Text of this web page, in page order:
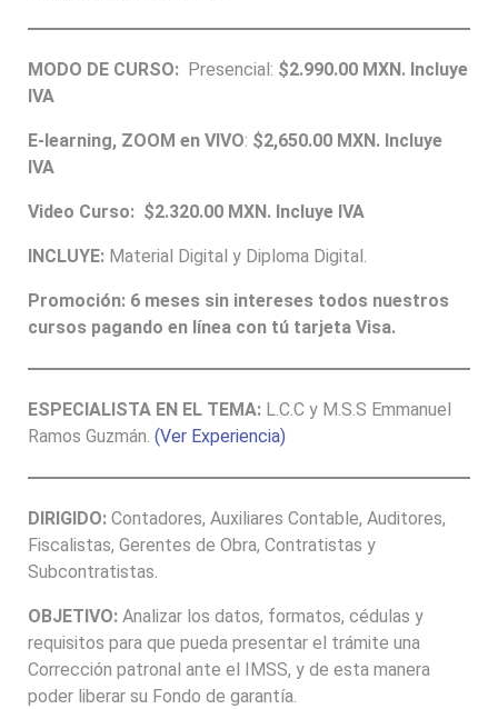
MODO DE CURSO: Presencial: $2.990.00 MXN. Incluye
IVA
E-learning, ZOOM en VIVO: $2,650.00 MXN. Incluye
IVA
Video Curso: $2.320.00 MXN. Incluye IVA
INCLUYE: Material Digital y Diploma Digital.
Promoción: 6 meses sin intereses todos nuestros
cursos pagando en línea con tú tarjeta Visa.
ESPECIALISTA EN EL TEMA: L.C.C y M.S.S Emmanuel
Ramos Guzmán. (Ver Experiencia)
DIRIGIDO: Contadores, Auxiliares Contable, Auditores,
Fiscalistas, Gerentes de Obra, Contratistas y
Subcontratistas.
OBJETIVO: Analizar los datos, formatos, cédulas y
requisitos para que pueda presentar el trámite una
Corrección patronal ante el IMSS, y de esta manera
poder liberar su Fondo de garantía.